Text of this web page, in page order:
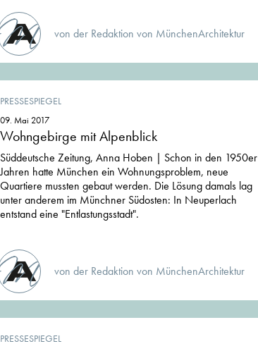
von der Redaktion von MünchenArchitektur
PRESSESPIEGEL
09. Mai 2017
Wohngebirge mit Alpenblick
Süddeutsche Zeitung, Anna Hoben | Schon in den 1950er
Jahren hatte München ein Wohnungsproblem, neue
Quartiere mussten gebaut werden. Die Lösung damals lag
unter anderem im Münchner Südosten: In Neuperlach
entstand eine "Entlastungsstadt".
von der Redaktion von MünchenArchitektur
PRESSESPIEGEL